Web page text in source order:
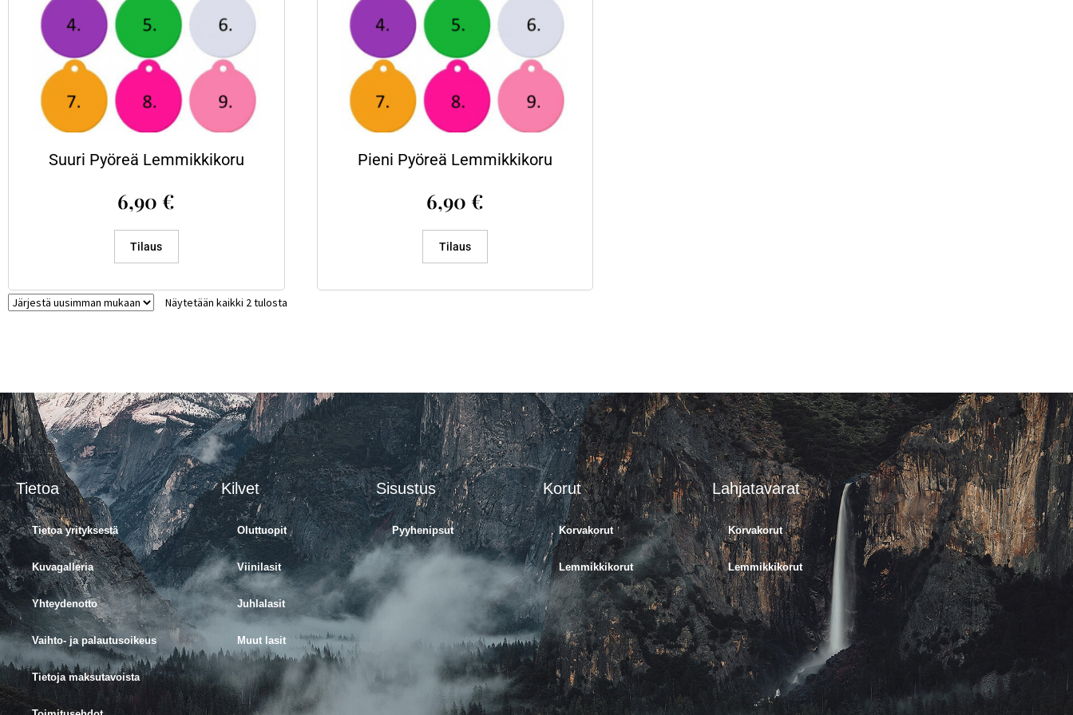
Suuri Pyöreä Lemmikkikoru
6,90€
Tilaus
Pieni Pyöreä Lemmikkikoru
6,90 €
Tilaus
Näytetään kaikki 2 tulosta
Tietoa
Tietoa yrityksestä
Kuvagalleria
Yhteydenotto
Vaihto- ja palautusoikeus
Tietoja maksutavoista
Kilvet
Oluttuopit
Viinilasit
Juhlalasit
Muut lasit
Sisustus
Pyyhenipsut
Korut
Korvakorut
Lemmikkikorut
Lahjatavarat
Korvakorut
Lemmikkikorut